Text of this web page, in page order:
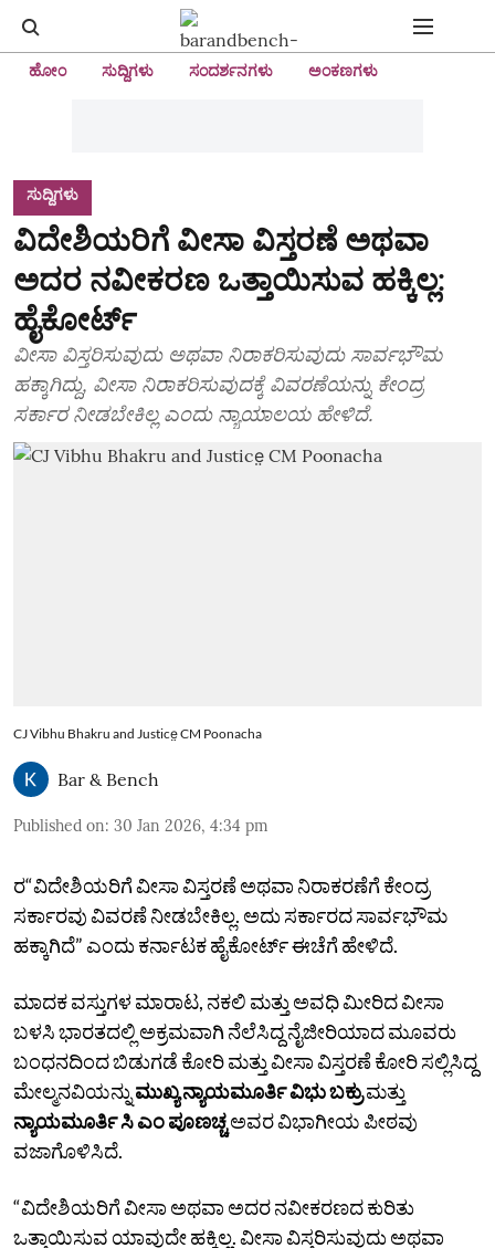
ಹೋಂ ಸುದ್ದಿಗಳು ಸಂದರ್ಶನಗಳು ಅಂಕಣಗಳು
ಸುದ್ದಿಗಳು
ವಿದೇಶಿಯರಿಗೆ ವೀಸಾ ವಿಸ್ತರಣೆ ಅಥವಾ
ಅದರ ನವೀಕರಣ ಒತ್ತಾಯಿಸುವ ಹಕ್ಕಿಲ್ಲ:
ಹೈಕೋರ್ಟ್‌
ವೀಸಾ ವಿಸ್ತರಿಸುವುದು ಅಥವಾ ನಿರಾಕರಿಸುವುದು ಸಾರ್ವಭೌಮ
ಹಕ್ಕಾಗಿದ್ದು, ವೀಸಾ ನಿರಾಕರಿಸುವುದಕ್ಕೆ ವಿವರಣೆಯನ್ನು ಕೇಂದ್ರ
ಸರ್ಕಾರ ನೀಡಬೇಕಿಲ್ಲ ಎಂದು ನ್ಯಾಯಾಲಯ ಹೇಳಿದೆ.
CJ Vibhu Bhakru and Justice̤ CM Poonacha
Bar & Bench
Published on: 30 Jan 2026, 4:34 pm
ರ“ವಿದೇಶಿಯರಿಗೆ ವೀಸಾ ವಿಸ್ತರಣೆ ಅಥವಾ ನಿರಾಕರಣೆಗೆ ಕೇಂದ್ರ
ಸರ್ಕಾರವು ವಿವರಣೆ ನೀಡಬೇಕಿಲ್ಲ. ಅದು ಸರ್ಕಾರದ ಸಾರ್ವಭೌಮ
ಹಕ್ಕಾಗಿದೆ” ಎಂದು ಕರ್ನಾಟಕ ಹೈಕೋರ್ಟ್‌ ಈಚೆಗೆ ಹೇಳಿದೆ.
ಮಾದಕ ವಸ್ತುಗಳ ಮಾರಾಟ, ನಕಲಿ ಮತ್ತು ಅವಧಿ ಮೀರಿದ ವೀಸಾ
ಬಳಸಿ ಭಾರತದಲ್ಲಿ ಅಕ್ರಮವಾಗಿ ನೆಲೆಸಿದ್ದ ನೈಜೀರಿಯಾದ ಮೂವರು
ಬಂಧನದಿಂದ ಬಿಡುಗಡೆ ಕೋರಿ ಮತ್ತು ವೀಸಾ ವಿಸ್ತರಣೆ ಕೋರಿ ಸಲ್ಲಿಸಿದ್ದ
ಮೇಲ್ಮನವಿಯನ್ನುಮುಖ್ಯ ನ್ಯಾಯಮೂರ್ತಿ ವಿಭು ಬಕ್ರುಮತ್ತು
ನ್ಯಾಯಮೂರ್ತಿ ಸಿ ಎಂ ಪೂಣಚ್ಚಅವರ ವಿಭಾಗೀಯ ಪೀಠವು
ವಜಾಗೊಳಿಸಿದೆ.
“ವಿದೇಶಿಯರಿಗೆ ವೀಸಾ ಅಥವಾ ಅದರ ನವೀಕರಣದ ಕುರಿತು
ಒತ್ತಾಯಿಸುವ ಯಾವುದೇ ಹಕ್ಕಿಲ್ಲ. ವೀಸಾ ವಿಸ್ತರಿಸುವುದು ಅಥವಾ